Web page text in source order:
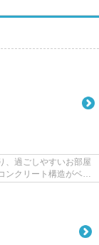
、過ごしやすいお部屋
ンクリート構造がベス